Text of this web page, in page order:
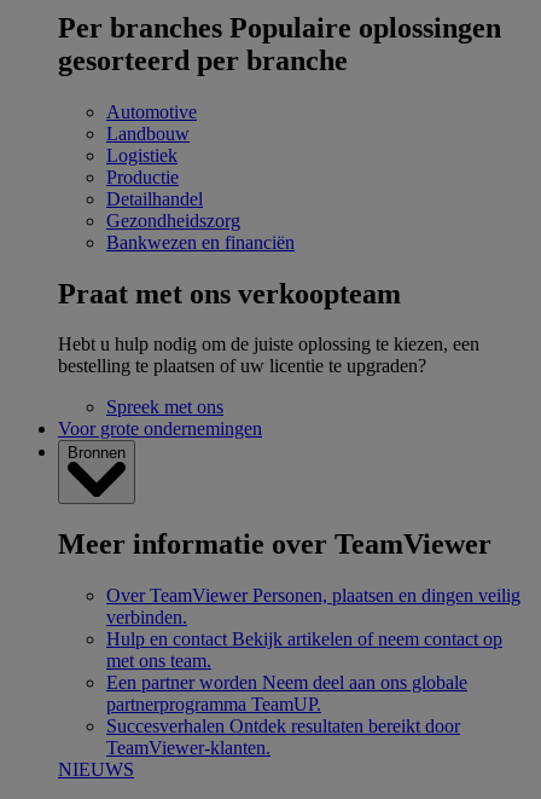
Per branches Populaire oplossingen
gesorteerd per branche
Automotive
Landbouw
Logistiek
Productie
Detailhandel
Gezondheidszorg
Bankwezen en financiën
Praat met ons verkoopteam
Hebt u hulp nodig om de juiste oplossing te kiezen, een
bestelling te plaatsen of uw licentie te upgraden?
Spreek met ons
Voor grote ondernemingen
Bronnen
Meer informatie over TeamViewer
Over TeamViewer Personen, plaatsen en dingen veilig
verbinden.
Hulp en contact Bekijk artikelen of neem contact op
met ons team.
Een partner worden Neem deel aan ons globale
partnerprogramma TeamUP.
Succesverhalen Ontdek resultaten bereikt door
TeamViewer-klanten.
NIEUWS